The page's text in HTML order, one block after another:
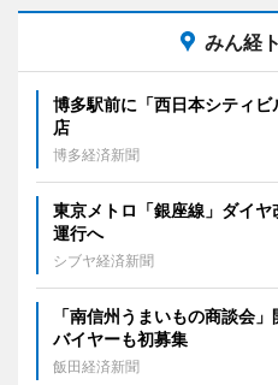
みん経
博多駅前に「西日本シティ
店
博多経済新聞
東京メトロ「銀座線」ダイ
運行へ
シブヤ経済新聞
「南信州うまいもの商談会
バイヤーも初募集
飯田経済新聞